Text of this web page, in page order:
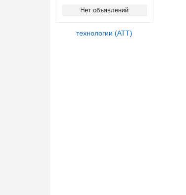
Нет объявлений